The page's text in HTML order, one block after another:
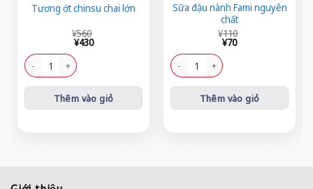
Tương ớt chinsu chai lớn
¥560
¥560.
¥430
tại
là:
¥430.
Tương ớt chinsu chai lớn số lượng
Thêm vào giỏ
Sữa đậu nành Fami nguyên
chất
¥110
¥110.
¥70
tại
là:
¥70.
Sữa đậu nành Fami nguyên chất số
Thêm vào giỏ